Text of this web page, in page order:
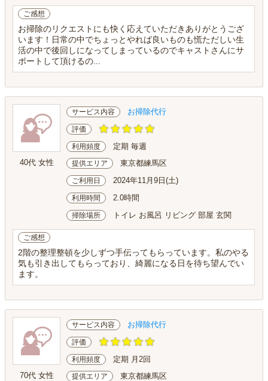
ご感想
お掃除のリクエストにも快く応えていただきありがとうござ
います！日常の中でちょっとやれば良いものも慌ただしい生
活の中で後回しになってしまっているのでキャストさんにサ
ポートして頂けるの...
40代 女性
サービス内容 お掃除代行
評価
利用頻度 定期 毎週
提供エリア 東京都練馬区
ご利用日 2024年11月9日(土)
利用時間 2.0時間
掃除場所 トイレ お風呂 リビング 部屋 玄関
ご感想
2階の整理整頓を少しずつ手伝ってもらっています。私のやる
気も引き出してもらっており、綺麗になる日を待ち望んでい
ます。
70代 女性
サービス内容 お掃除代行
評価
利用頻度 定期 月2回
提供エリア 東京都練馬区